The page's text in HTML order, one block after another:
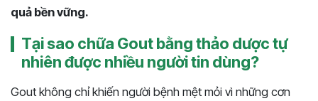
quả bền vững.
Tại sao chữa Gout bằng thảo dược tự
nhiên được nhiều người tin dùng?
Gout không chỉ khiến người bệnh mệt mỏi vì những cơn